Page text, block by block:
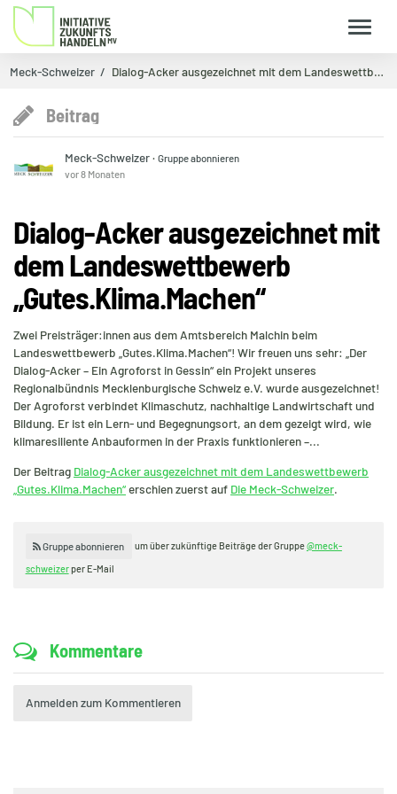
Meck-Schweizer Dialog-Acker ausgezeichnet mit dem Landeswettbewe…
Beitrag
Meck-Schweizer·Gruppe abonnieren
vor 8 Monaten
Dialog-Acker ausgezeichnet mit
dem Landeswettbewerb
„Gutes.Klima.Machen“
Zwei Preisträger:innen aus dem Amtsbereich Malchin beim
Landeswettbewerb „Gutes.Klima.Machen“! Wir freuen uns sehr: „Der
Dialog-Acker – Ein Agroforst in Gessin“ ein Projekt unseres
Regionalbündnis Mecklenburgische Schweiz e.V. wurde ausgezeichnet!
Der Agroforst verbindet Klimaschutz, nachhaltige Landwirtschaft und
Bildung. Er ist ein Lern- und Begegnungsort, an dem gezeigt wird, wie
klimaresiliente Anbauformen in der Praxis funktionieren –...
Der Beitrag Dialog-Acker ausgezeichnet mit dem Landeswettbewerb
„Gutes.Klima.Machen“erschien zuerst auf Die Meck-Schweizer.
Gruppe abonnieren um über zukünftige Beiträge der Gruppe@meck-
schweizerper E-Mail
Kommentare
Anmelden zum Kommentieren